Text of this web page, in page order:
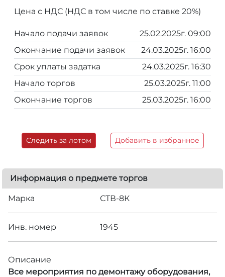
Цена с НДС (НДС в том числе по ставке 20%)
Начало подачи заявок
25.02.2025г. 09:00
Окончание подачи заявок
24.03.2025г. 16:00
Срок уплаты задатка
24.03.2025г. 16:30
Начало торгов
25.03.2025г. 11:00
Окончание торгов
25.03.2025г. 16:00
Следить за лотом Добавить в избранное
Информация о предмете торгов
Марка СТВ-8К
Инв. номер 1945
Описание
Все мероприятия по демонтажу оборудования,